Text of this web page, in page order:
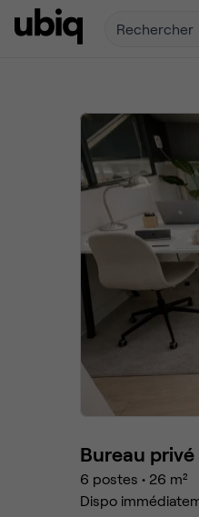
Rechercher
Bureau privé
6 postes • 26 m²
Dispo